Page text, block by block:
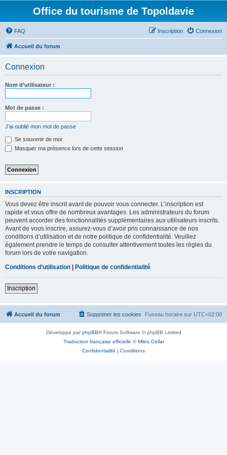
Office du tourisme de Topoldavie
FAQ Connexion
Inscription
Accueil du forum
Connexion
Nom d’utilisateur :
Mot de passe :
J’ai oublié mon mot de passe
Se souvenir de moi
Masquer ma présence lors de cette session
INSCRIPTION
Vous devez être inscrit avant de pouvoir vous connecter. L’inscription est
rapide et vous offre de nombreux avantages. Les administrateurs du forum
peuvent accorder des fonctionnalités supplémentaires aux utilisateurs inscrits.
Avant de vous inscrire, assurez-vous d’avoir pris connaissance de nos
conditions d’utilisation et de notre politique de confidentialité. Veuillez
également prendre le temps de consulter attentivement toutes les règles du
forum lors de votre navigation.
Conditions d’utilisation | Politique de confidentialité
Inscription
Accueil du forum Fuseau horaire sur UTC+02:00
Supprimer les cookies
Développé parphpBB® Forum Software © phpBB Limited
Traduction française officielle ©Miles Cellar
Confidentialité | Conditions